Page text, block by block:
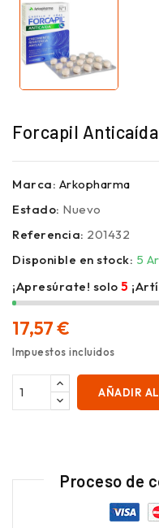
Forcapil
Marca: Arkopharma
Estado: Nuevo
Referencia: 201432
Disponible en stock: 5
¡Apresúrate! solo 5
17,57 €
Impuestos incluidos
AÑADIR
Proceso de